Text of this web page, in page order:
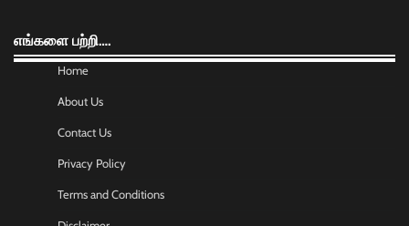
எங்களை பற்றி….
Home
About Us
Contact Us
Privacy Policy
Terms and Conditions